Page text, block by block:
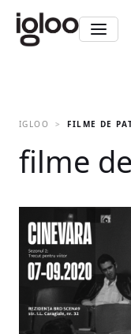
IGLOO FILME DE
filme